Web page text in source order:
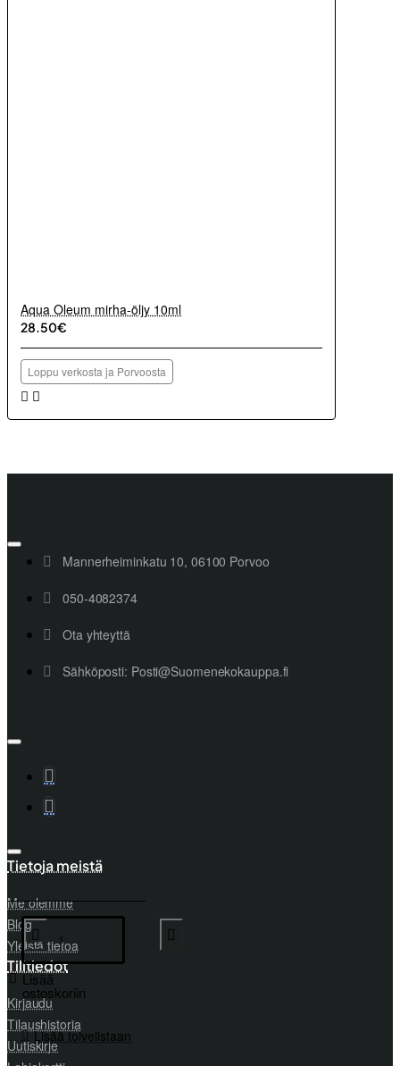
Lisää
ostoskoriin
Lisää toivelistaan
Aqua Oleum mirha-öljy 10ml
28.50€
Loppu verkosta ja Porvoosta
Mannerheiminkatu 10, 06100 Porvoo
050-4082374
Ota yhteyttä
Sähköposti: Posti@Suomenekokauppa.fi
Tietoja meistä
Me olemme
Blog
Yleistä tietoa
Tilitiedot
Kirjaudu
Tilaushistoria
Uutiskirje